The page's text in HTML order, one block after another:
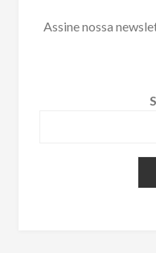
Assine nossa